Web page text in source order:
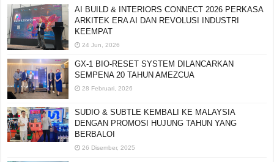
AI BUILD & INTERIORS CONNECT 2026 PERKASA
ARKITEK ERA AI DAN REVOLUSI INDUSTRI
KEEMPAT
24 Jun, 2026
GX-1 BIO-RESET SYSTEM DILANCARKAN
SEMPENA 20 TAHUN AMEZCUA
28 Februari, 2026
SUDIO & SUBTLE KEMBALI KE MALAYSIA
DENGAN PROMOSI HUJUNG TAHUN YANG
BERBALOI
26 Disember, 2025